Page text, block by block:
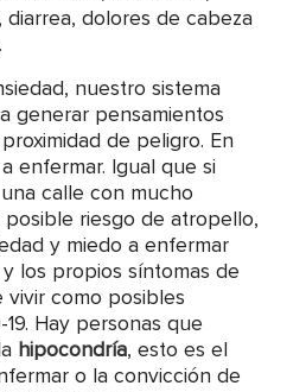
diarrea, dolores de cabeza
nuestro sistema
generar pensamientos
de peligro. En
enfermar. Igual que si
calle con mucho
posible riesgo de atropello,
y miedo a enfermar
los propios síntomas de
vivir como posibles
Hay personas que
hipocondría, esto es el
o la convicción de